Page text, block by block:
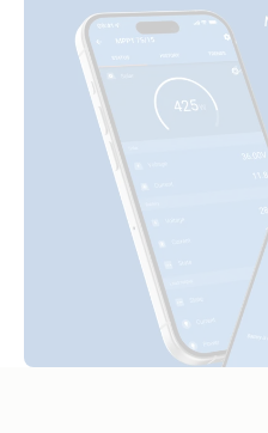
Declaration of Conformity -
Declaration of Conformity -
BSC IP22/IP65/IP67
ISO9001 certificate
MD Blue Smart IP67 Charger